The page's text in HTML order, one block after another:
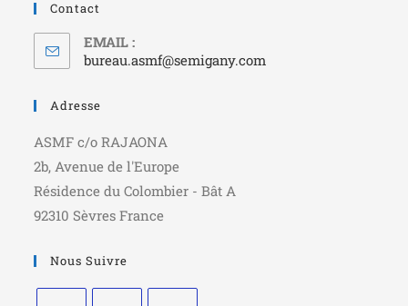
Contact
EMAIL :
bureau.asmf@semigany.com
Adresse
ASMF c/o RAJAONA
2b, Avenue de l'Europe
Résidence du Colombier - Bât A
92310 Sèvres France
Nous Suivre